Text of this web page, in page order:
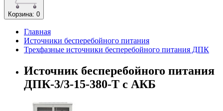
Корзина: 0
Главная
Источники бесперебойного питания
Трехфазные источники бесперебойного питания ДПК
Источник бесперебойного питания
ДПК-3/3-15-380-Т с АКБ